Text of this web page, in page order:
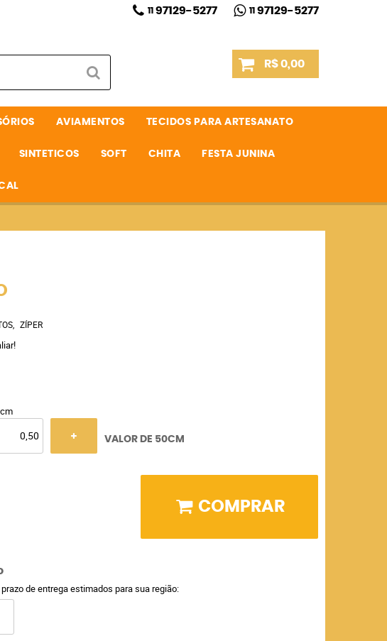
1197129-5277 1197129-5277
R$ 0,00
AVIAMENTOS TECIDOS PARA ARTESANATO
SINTETICOS SOFT CHITA FESTA JUNINA
ZÍPER
VALOR DE 50CM
COMPRAR
de entrega estimados para sua região: